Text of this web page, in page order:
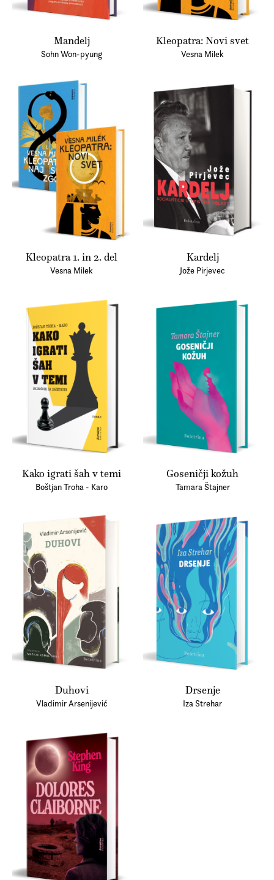
Mandelj
Sohn Won-pyung
Kleopatra: Novi svet
Vesna Milek
Kleopatra 1. in 2. del
Vesna Milek
Kardelj
Jože Pirjevec
Kako igrati šah v temi
Boštjan Troha - Karo
Goseničji kožuh
Tamara Štajner
Duhovi
Vladimir Arsenijević
Drsenje
Iza Strehar